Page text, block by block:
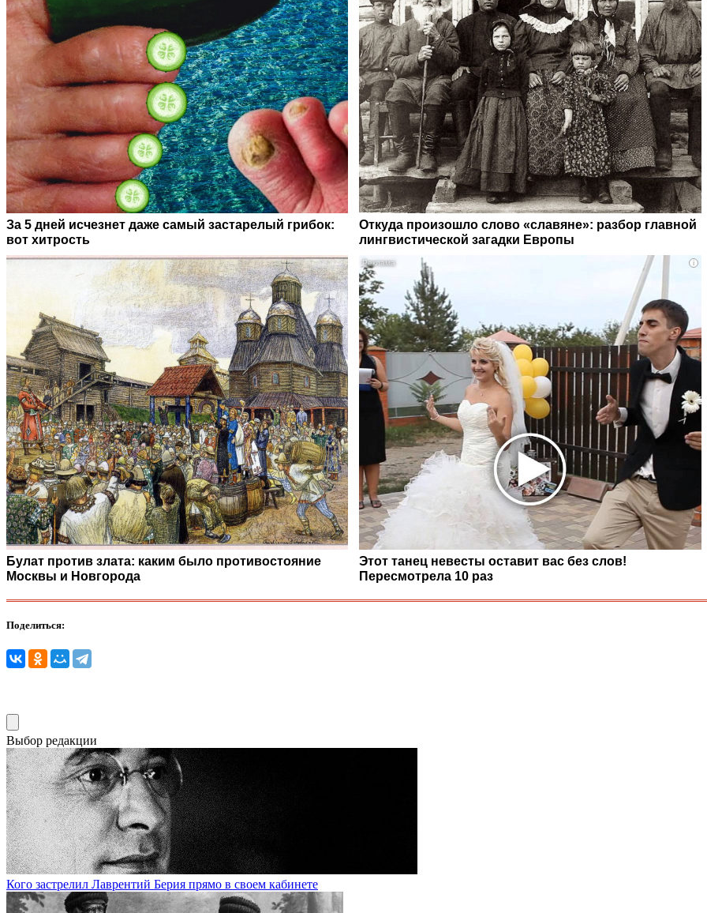
За 5 дней исчезнет даже самый застарелый грибок:
вот хитрость
Откуда произошло слово «славяне»: разбор главной
лингвистической загадки Европы
Булат против злата: каким было противостояние
Москвы и Новгорода
i
Этот танец невесты оставит вас без слов!
Пересмотрела 10 раз
Поделиться:
Выбор редакции
Кого застрелил Лаврентий Берия прямо в своем кабинете